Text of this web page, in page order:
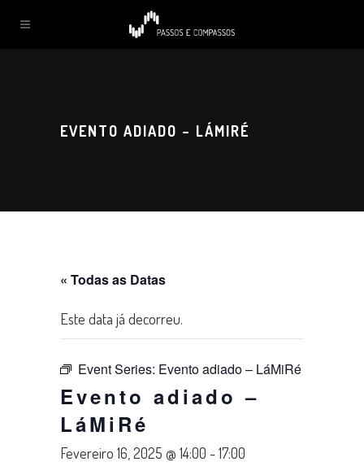
EVENTO ADIADO – LÁMIRÉ
« Todas as Datas
Este data já decorreu.
Event Series: Evento adiado – LáMiRé
Evento adiado –
LáMiRé
Fevereiro 16, 2025 @ 14:00 -17:00